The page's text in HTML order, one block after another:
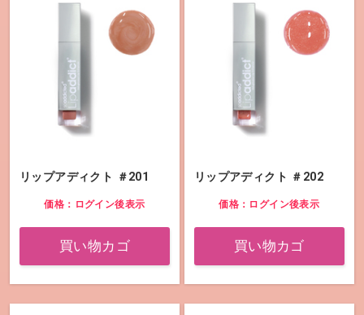
リップアディクト ＃201
価格：ログイン後表示
買い物カゴ
リップアディクト ＃202
価格：ログイン後表示
買い物カゴ